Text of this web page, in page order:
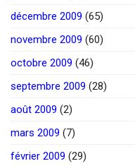
décembre 2009 (65)
novembre 2009 (60)
octobre 2009 (46)
septembre 2009 (28)
août 2009 (2)
mars 2009 (7)
février 2009 (29)